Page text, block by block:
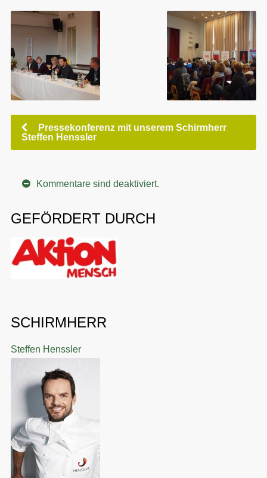
Pressekonferenz mit unserem Schirmherr
Steffen Henssler
Kommentare sind deaktiviert.
GEFÖRDERT DURCH
SCHIRMHERR
Steffen Henssler